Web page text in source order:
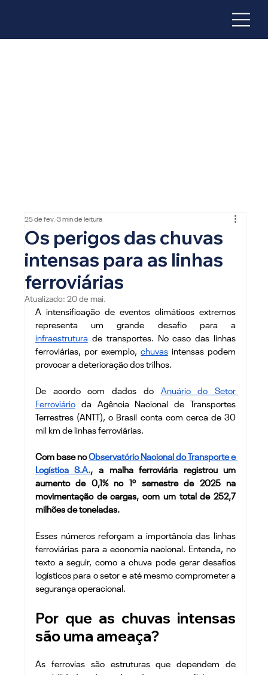
Os perigos das chuvas
intensas para as linhas
ferroviárias
25 de fev. 3 min de leitura
Atualizado: 20 de mai.
A intensificação de eventos climáticos extremos
infraestrutura de transportes. No caso das linhas
ferroviárias, por exemplo, chuvas intensas podem
provocar a deterioração dos trilhos.
De acordo com dados do Anuário do Setor
Ferroviário da Agência Nacional de Transportes
Terrestres (ANTT), o Brasil conta com cerca de 30
mil km de linhas ferroviárias.
Com base no Observatório Nacional do Transporte e
Logística S.A., a malha ferroviária registrou um
aumento de 0,1% no 1º semestre de 2025 na
movimentação de cargas, com um total de 252,7
milhões de toneladas.
Esses números reforçam a importância das linhas
ferroviárias para a economia nacional. Entenda, no
texto a seguir, como a chuva pode gerar desafios
logísticos para o setor e até mesmo comprometer a
segurança operacional.
Por que as chuvas intensas
são uma ameaça?
As ferrovias são estruturas que dependem de